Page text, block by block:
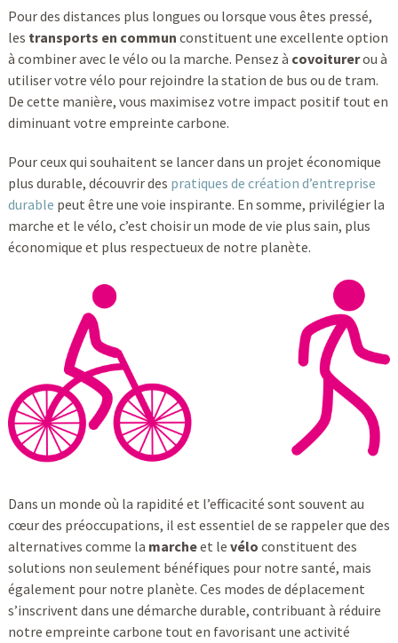
Pour des distances plus longues ou lorsque vous êtes pressé,
les transports en commun constituent une excellente option
à combiner avec le vélo ou la marche. Pensez à covoiturerou à
utiliser votre vélo pour rejoindre la station de bus ou de tram.
De cette manière, vous maximisez votre impact positif tout en
diminuant votre empreinte carbone.
Pour ceux qui souhaitent se lancer dans un projet économique
plus durable, découvrir des pratiques de création d’entreprise
durable peut être une voie inspirante. En somme, privilégier la
marche et le vélo, c’est choisir un mode de vie plus sain, plus
économique et plus respectueux de notre planète.
Dans un monde où la rapidité et l’efficacité sont souvent au
cœur des préoccupations, il est essentiel de se rappeler que des
alternatives comme la marcheet le vélo constituent des
solutions non seulement bénéfiques pour notre santé, mais
également pour notre planète. Ces modes de déplacement
s’inscrivent dans une démarche durable, contribuant à réduire
notre empreinte carbone tout en favorisant une activité